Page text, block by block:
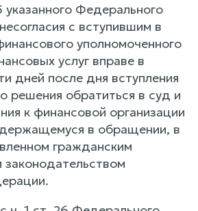
указанного Федерального
с вступившим в
уполномоченного
услуг вправе в
дней после дня вступления
решения обратиться в суд и
к финансовой организации
в обращении, в
гражданским